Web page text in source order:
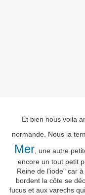
Et bien nous voila
normande. Nous la
Mer , une autre
encore un tout petit
Reine de l'iode" car
bordent la côte se
fucus et aux varechs